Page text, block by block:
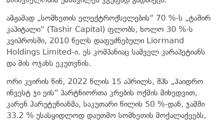
ამჟამად „სომხეთის ელექტროქსელების“ 70 %-ს „ტაშირ
კაპიტალი“ (Tashir Capital) ფლობს, ხოლო 30 %-ს
კვიპროსში, 2010 წელს დაფუძნებული Liormand
Holdings Limited-ი. ეს კომპანიაც სამველ კარაპეტიანს
და მის ოჯახს ეკუთვნის.
ორი კვირის წინ, 2022 წლის 15 აპრილს, შპს „ჰაიდრო
ინვესტ ჯი ეის“ პარტნიორთა კრების ოქმის მიხედვით,
კარენ ჰარუტუნიანმა, საკუთარი წილის 50 %-დან, ჯამში
33.2 % უსასყიდლოდ დაუთმო სომხეთის მოქალაქეებს,